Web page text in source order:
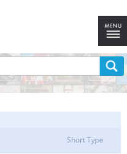
Short Type